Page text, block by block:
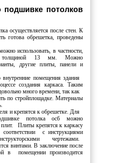
подшивке потолков
осуществляется после стен. К
готова обрешетка, проведены
использовать, в частности,
толщиной 13 мм. Можно
другие плиты, панели и
внутренние помещения здания
создания каркаса. Таким
много времени, так как
по стройплощадке. Материалы
и крепятся к обрешетке. Для
потолка осб можно
плит. Плиты крепятся к каркасу
с инструкциями
чертежами.
винтами. В заключение после
в помещении производится